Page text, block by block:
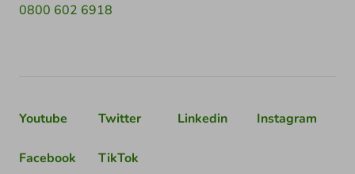
0800 602 6918
Youtube Twitter Linkedin Instagram
Facebook TikTok